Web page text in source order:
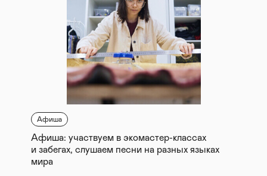
Афиша
Афиша: участвуем в экомастер-классах
и забегах, слушаем песни на разных языках
мира